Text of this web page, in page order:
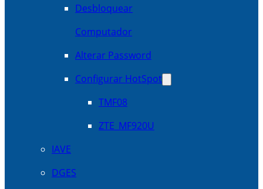
Desbloquear
Computador
Alterar Password
Configurar HotSpot
TMF08
ZTE_MF920U
IAVE
DGES